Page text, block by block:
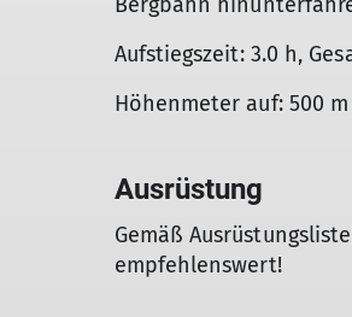
Aufstiegszeit: 3.0 h,
Höhenmeter auf: 500
Ausrüstung
Gemäß
empfehlenswert!